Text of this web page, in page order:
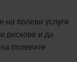
на полеви услуги
рискове и да
полевите